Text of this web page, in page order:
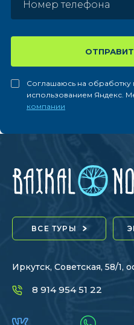
Соглашаюсь на обработку
использованием Яндекс.
компании
ВСЕ ТУРЫ
Иркутск, Советская, 58/1,
8 914 954 51 22